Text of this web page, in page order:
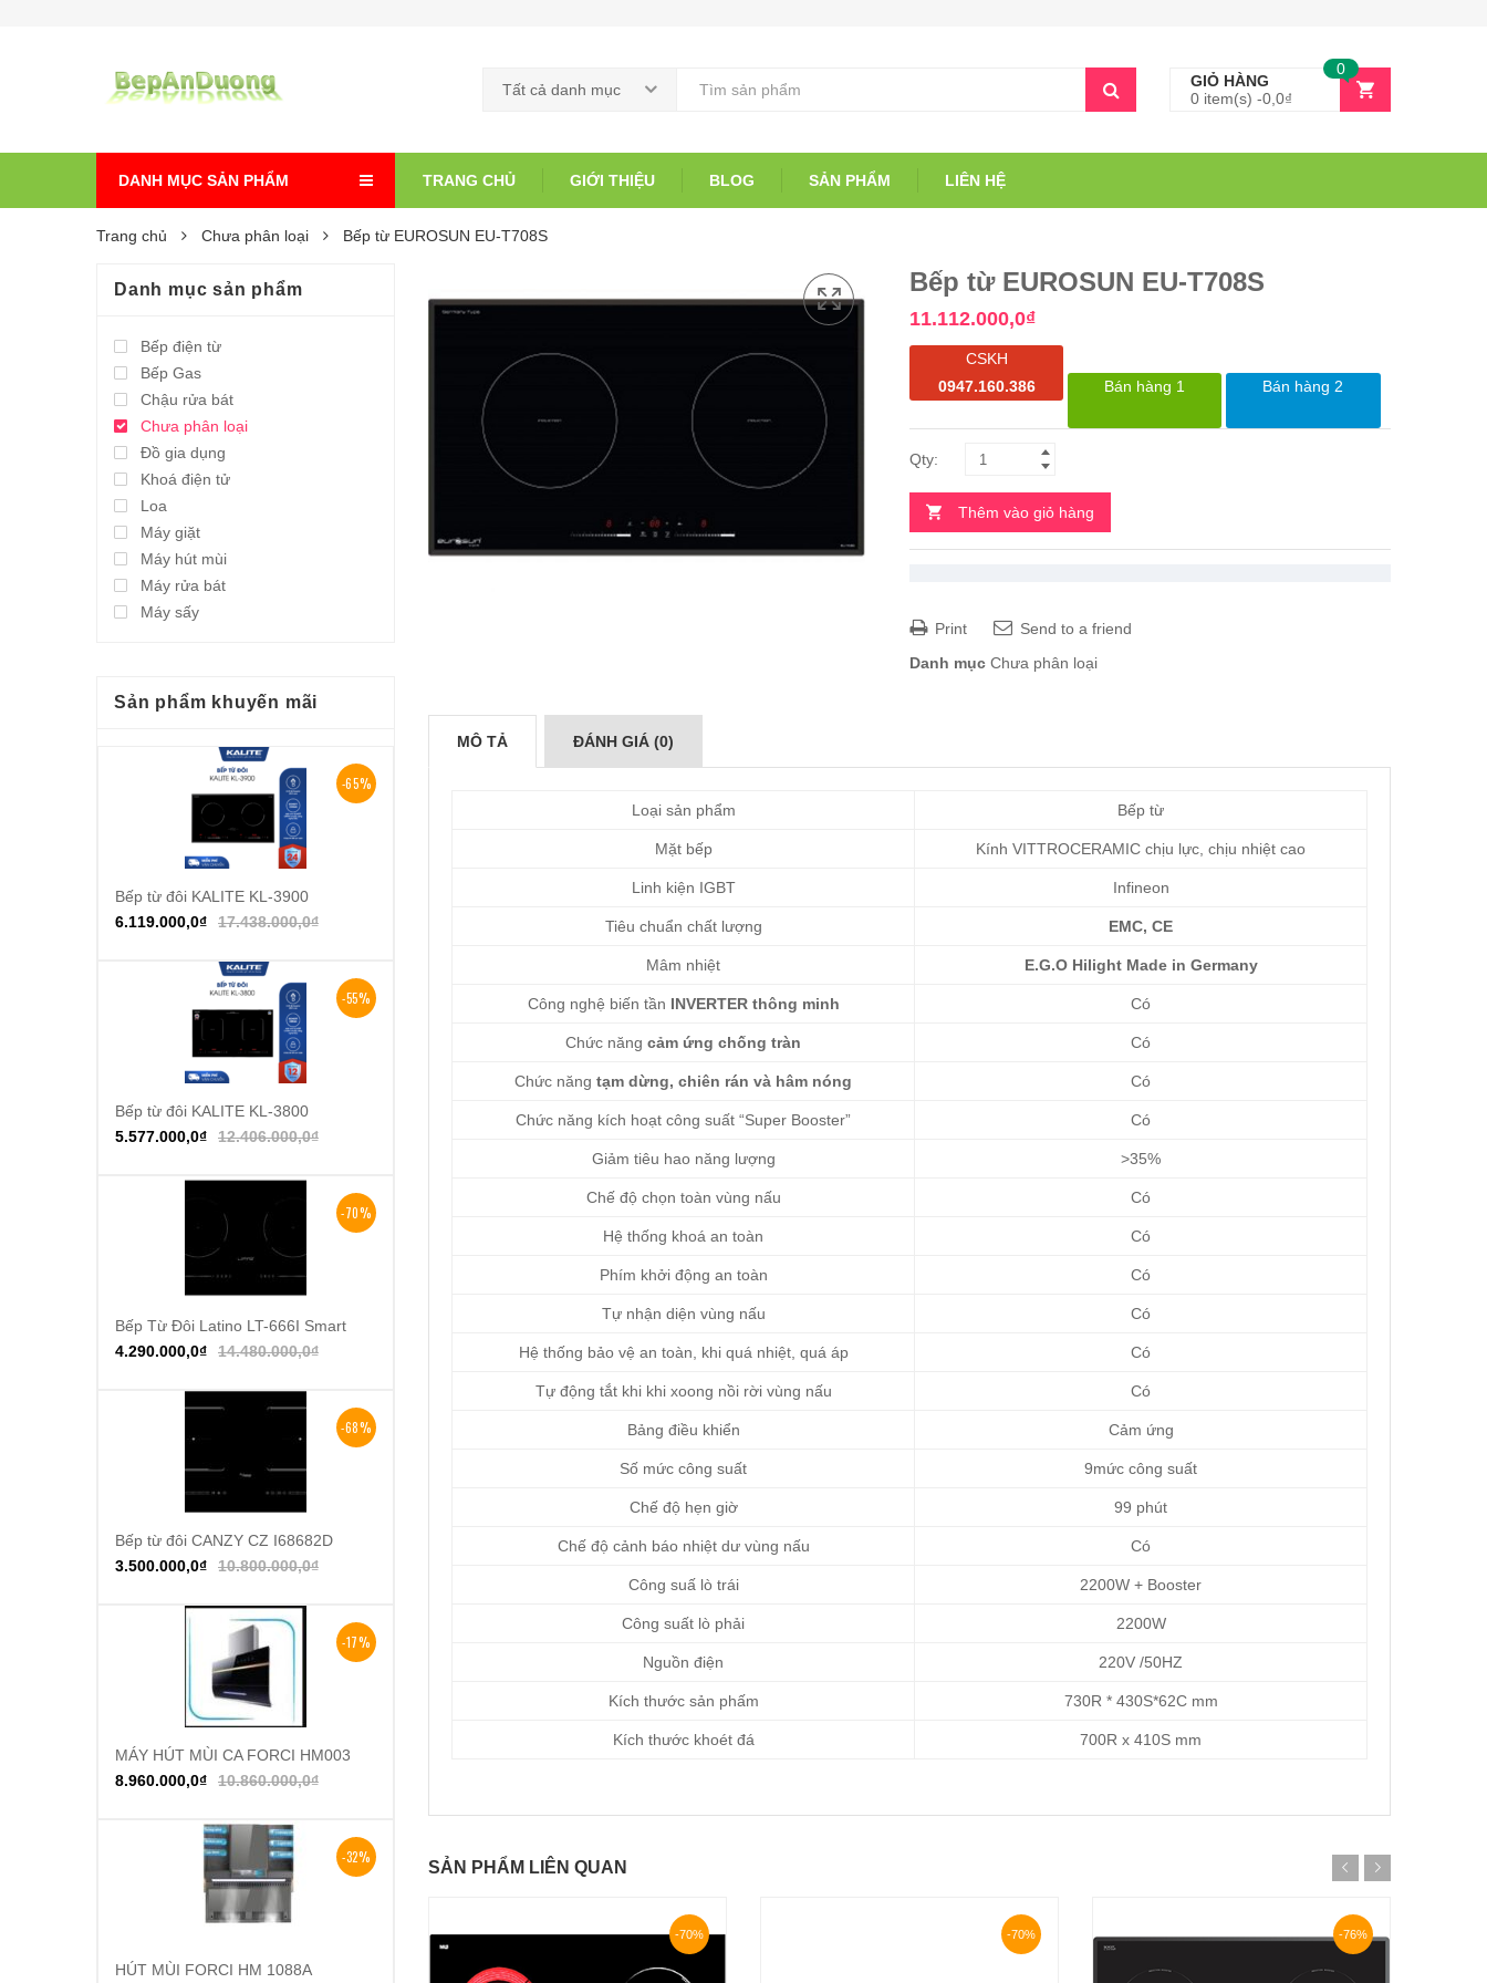
Tất cả danh mục
GIỎ HÀNG
0 item(s) -0,0₫
0
DANH MỤC SẢN PHẨM TRANG CHỦ GIỚI THIỆU BLOG SẢN PHẨM LIÊN HỆ
Trang chủ Chưa phân loại Bếp từ EUROSUN EU-T708S
Bếp từ EUROSUN EU-T708S
11.112.000,0₫
CSKH
0947.160.386
Bán hàng 1 Bán hàng 2
Thêm vào giỏ hàng
Print
Send to a friend
Danh mục Chưa phân loại
MÔ TẢ ĐÁNH GIÁ (0)
Loại sản phẩm Bếp từ
Mặt bếp Kính VITTROCERAMIC chịu lực, chịu nhiệt cao
Linh kiện IGBT Infineon
Tiêu chuẩn chất lượng EMC, CE
Mâm nhiệt E.G.O Hilight Made in Germany
Công nghệ biến tần INVERTER thông minh Có
Chức năng cảm ứng chống tràn Có
Chức năng tạm dừng, chiên rán và hâm nóng Có
Chức năng kích hoạt công suất “Super Booster” Có
Giảm tiêu hao năng lượng >35%
Chế độ chọn toàn vùng nấu Có
Hệ thống khoá an toàn Có
Phím khởi động an toàn Có
Tự nhận diện vùng nấu Có
Hệ thống bảo vệ an toàn, khi quá nhiệt, quá áp Có
Tự động tắt khi khi xoong nồi rời vùng nấu Có
Bảng điều khiển Cảm ứng
Số mức công suất 9mức công suất
Chế độ hẹn giờ 99 phút
Chế độ cảnh báo nhiệt dư vùng nấu Có
Công suấ lò trái 2200W + Booster
Công suất lò phải 2200W
Nguồn điện 220V /50HZ
Kích thước sản phấm 730R * 430S*62C mm
Kích thước khoét đá 700R x 410S mm
SẢN PHẨM LIÊN QUAN
-70% -70% -76%
Danh mục sản phẩm
Bếp điện từ
Bếp Gas
Chậu rửa bát
Chưa phân loại
Đồ gia dụng
Khoá điện tử
Loa
Máy giặt
Máy hút mùi
Máy rửa bát
Máy sấy
Sản phẩm khuyến mãi
-65%
Thêm vào giỏ hàng
Bếp từ đôi KALITE KL-3900
17.438.000,0₫
6.119.000,0₫
-55%
Thêm vào giỏ hàng
Bếp từ đôi KALITE KL-3800
12.406.000,0₫
5.577.000,0₫
-70%
Thêm vào giỏ hàng
Bếp Từ Đôi Latino LT-666I Smart
14.480.000,0₫
4.290.000,0₫
-68%
Thêm vào giỏ hàng
Bếp từ đôi CANZY CZ I68682D
10.800.000,0₫
3.500.000,0₫
-17%
Thêm vào giỏ hàng
MÁY HÚT MÙI CA FORCI HM003
10.860.000,0₫
8.960.000,0₫
-32%
Thêm vào giỏ hàng
HÚT MÙI FORCI HM 1088A